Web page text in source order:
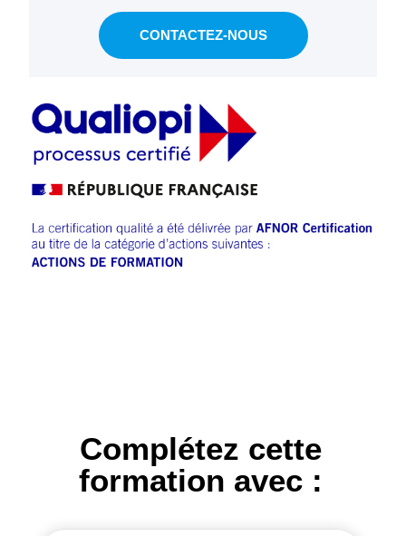
CONTACTEZ-NOUS
Complétez cette
formation avec :